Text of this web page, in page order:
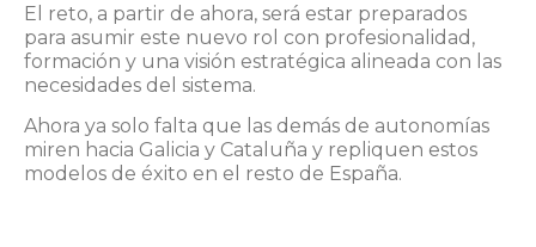
El reto, a partir de ahora, será estar preparados
para asumir este nuevo rol con profesionalidad,
formación y una visión estratégica alineada con las
necesidades del sistema.
Ahora ya solo falta que las demás de autonomías
miren hacia Galicia y Cataluña y repliquen estos
modelos de éxito en el resto de España.